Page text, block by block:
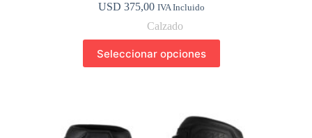
USD 375,00 IVA Incluido
Calzado
Seleccionar opciones
producto
tiene
opciones